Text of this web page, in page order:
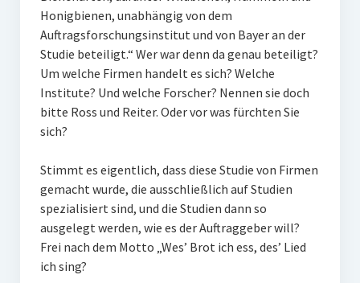
Honigbienen, unabhängig von dem
Auftragsforschungsinstitut und von Bayer an der
Studie beteiligt.“ Wer war denn da genau beteiligt?
Um welche Firmen handelt es sich? Welche
Institute? Und welche Forscher? Nennen sie doch
bitte Ross und Reiter. Oder vor was fürchten Sie
sich?
Stimmt es eigentlich, dass diese Studie von Firmen
gemacht wurde, die ausschließlich auf Studien
spezialisiert sind, und die Studien dann so
ausgelegt werden, wie es der Auftraggeber will?
Frei nach dem Motto „Wes’ Brot ich ess, des’ Lied
ich sing?